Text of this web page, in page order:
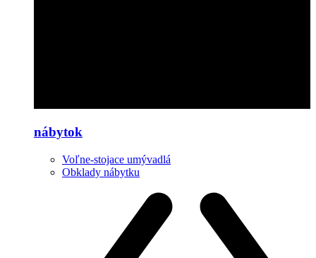
nábytok
Voľne-stojace umývadlá
Obklady nábytku